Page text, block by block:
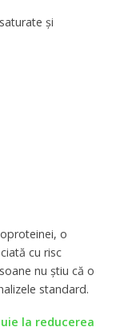
și
o
cu risc
nu știu că o
standard.
la reducerea